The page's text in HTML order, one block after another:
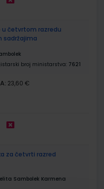
u četvrtom razredu
sadržajima
broj ministarstva: 7621
23,60 €
za četvrti razred
Sambolek Karmena